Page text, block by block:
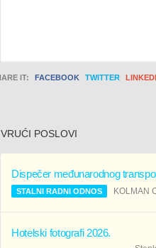
IT: FACEBOOK TWITTER
VRUĆI POSLOVI
Dispečer međunarodnog
STALNI RADNI ODNOS KOLMAN
Hotelski fotografi 2026.